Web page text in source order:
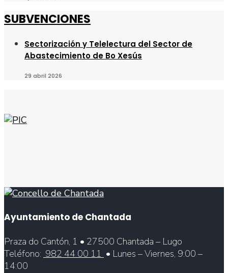
SUBVENCIONES
Sectorización y Telelectura del Sector de
Abastecimiento de Bo Xesús
29 abril 2026
Ayuntamiento de Chantada
Praza do Cantón, 1 • 27500 Chantada – Lugo
Teléfono: 982 44 00 11 • Lunes – Viernes, 9:00 –
14:00